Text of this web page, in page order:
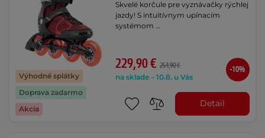
Výhodné splátky
Doprava zadarmo
Akcia
Skvelé korčule pre vyznávačky rýchlej
jazdy! S intuitívnym upínacím
systémom …
229,90 € 254,90 €
na sklade – 10.8. u Vás
-10%
Detail